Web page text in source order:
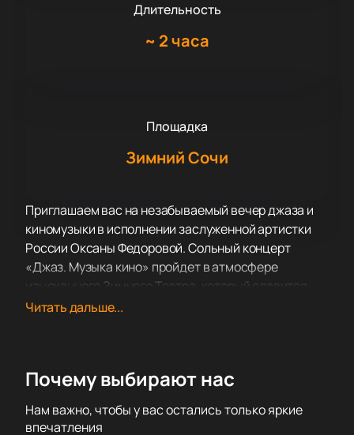
Длительность
~ 2 часа
Площадка
Зимний Сочи
Приглашаем вас на незабываемый вечер джаза и
киномузыки в исполнении заслуженной артистки
России Оксаны Федоровой. Сольный концерт
«Джаз. Музыка кино» пройдет в атмосфере
изысканного Зимнего Театра, который славится
своей архитектурной красотой и великолепной
кинофильмов.
но и как популярная телеведущая и
Читать дальше...
Почему выбирают нас
Нам важно, чтобы у вас остались только яркие
впечатления